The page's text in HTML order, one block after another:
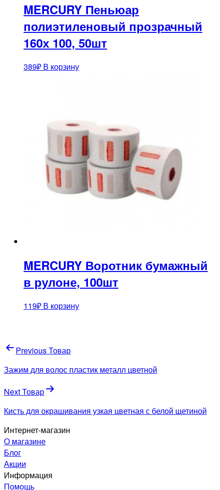
MERCURY Пеньюар
полиэтиленовый прозрачный
160х 100, 50шт
389₽ В корзину
MERCURY Воротник бумажный
в рулоне, 100шт
119₽ В корзину
Навигация
по
записям
Previous Товар
Зажим для волос пластик металл цветной
Next Товар
Кисть для окрашивания узкая цветная с белой щетиной
Интернет-магазин
О магазине
Блог
Акции
Информация
Помощь